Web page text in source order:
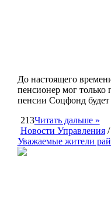
До настоящего
пенсионер мог только
пенсии Соцфонд будет
Читать дальше »
213
Новости Управления/
Уважаемые жители